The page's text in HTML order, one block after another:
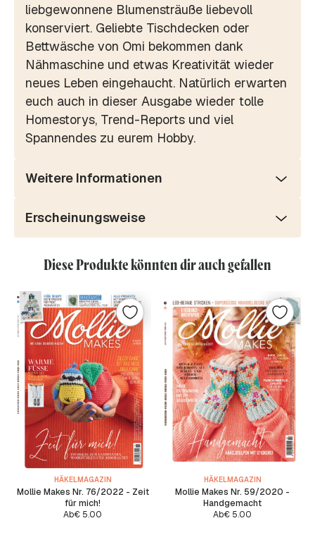
liebgewonnene Blumensträuße liebevoll
konserviert. Geliebte Tischdecken oder
Bettwäsche von Omi bekommen dank
Nähmaschine und etwas Kreativität wieder
neues Leben eingehaucht. Natürlich erwarten
euch auch in dieser Ausgabe wieder tolle
Homestorys, Trend-Reports und viel
Spannendes zu eurem Hobby.
Weitere Informationen
Erscheinungsweise
Diese Produkte könnten dir auch gefallen
HÄKELMAGAZIN
Mollie Makes Nr. 76/2022 - Zeit
für mich!
Ab€ 5.00
HÄKELMAGAZIN
Mollie Makes Nr. 59/2020 -
Handgemacht
Ab€ 5.00